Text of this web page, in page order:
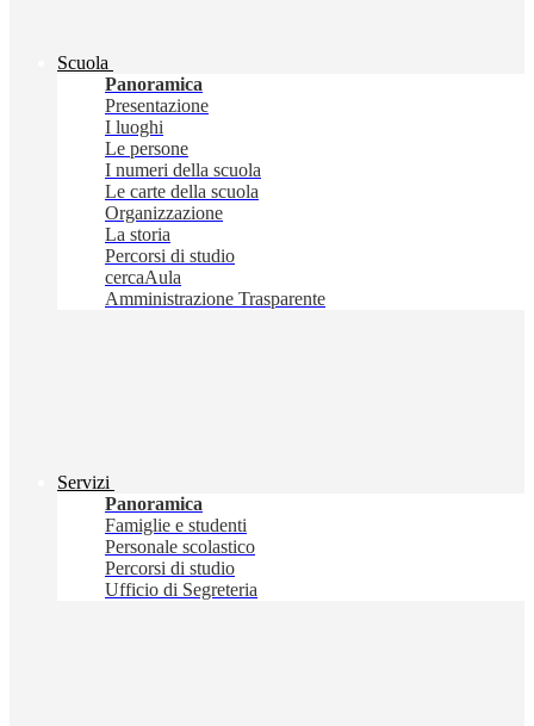
Scuola
Panoramica
Presentazione
I luoghi
Le persone
I numeri della scuola
Le carte della scuola
Organizzazione
La storia
Percorsi di studio
cercaAula
Amministrazione Trasparente
Servizi
Panoramica
Famiglie e studenti
Personale scolastico
Percorsi di studio
Ufficio di Segreteria